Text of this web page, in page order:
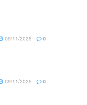
09/11/2025 0
09/11/2025 0